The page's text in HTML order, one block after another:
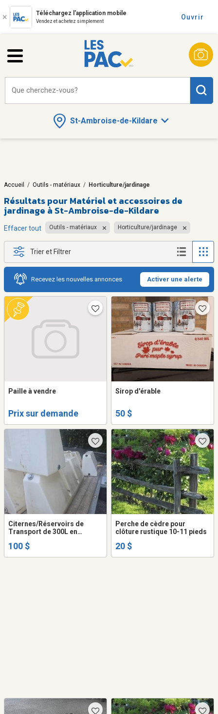
Téléchargez l'application mobile
Vendez et achetez simplement
Ouvrir
St-Ambroise-de-Kildare
Que cherchez-vous?
Accueil / Outils - matériaux / Horticulture/jardinage
Résultats pour Matériel et accessoires de
jardinage à St-Ambroise-de-Kildare
Effacer tout Outils - matériaux Horticulture/jardinage
Trier et Filtrer
Recevez les nouvelles annonces Activer une alerte
Paille à vendre
Prix sur demande
Sirop d'érable
50 $
Citernes/Réservoirs de
Transport de 300L en
100 $
Perche de cèdre pour
clôture rustique 10-11 pieds
20 $